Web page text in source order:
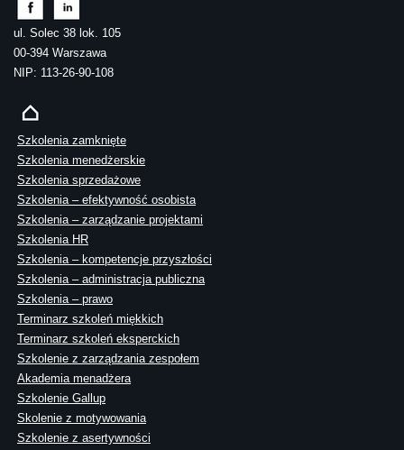
ul. Solec 38 lok. 105
00-394 Warszawa
NIP: 113-26-90-108
Szkolenia zamknięte
Szkolenia menedżerskie
Szkolenia sprzedażowe
Szkolenia – efektywność osobista
Szkolenia – zarządzanie projektami
Szkolenia HR
Szkolenia – kompetencje przyszłości
Szkolenia – administracja publiczna
Szkolenia – prawo
Terminarz szkoleń miękkich
Terminarz szkoleń eksperckich
Szkolenie z zarządzania zespołem
Akademia menadżera
Szkolenie Gallup
Skolenie z motywowania
Szkolenie z asertywności